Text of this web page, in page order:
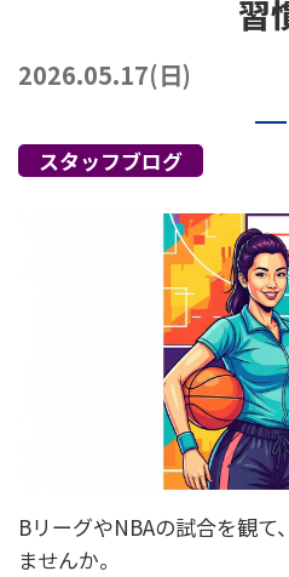
習
2026.05.17(日)
スタッフブログ
BリーグやNBAの試合を観て
ませんか。